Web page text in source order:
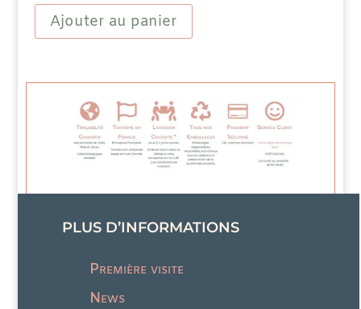
Fraicheur
d'Agrumes
Ajouter au panier
PLUS D’INFORMATIONS
Première visite
News